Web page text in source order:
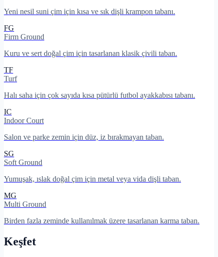
Yeni nesil suni çim için kısa ve sık dişli krampon tabanı.
FG
Firm Ground
Kuru ve sert doğal çim için tasarlanan klasik çivili taban.
TF
Turf
Halı saha için çok sayıda kısa pütürlü futbol ayakkabısı tabanı.
IC
Indoor Court
Salon ve parke zemin için düz, iz bırakmayan taban.
SG
Soft Ground
Yumuşak, ıslak doğal çim için metal veya vida dişli taban.
MG
Multi Ground
Birden fazla zeminde kullanılmak üzere tasarlanan karma taban.
Keşfet